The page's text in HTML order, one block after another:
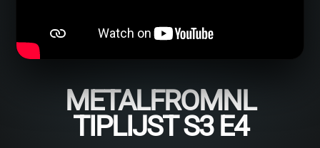
METALFROMNL
TIPLIJST S3 E4